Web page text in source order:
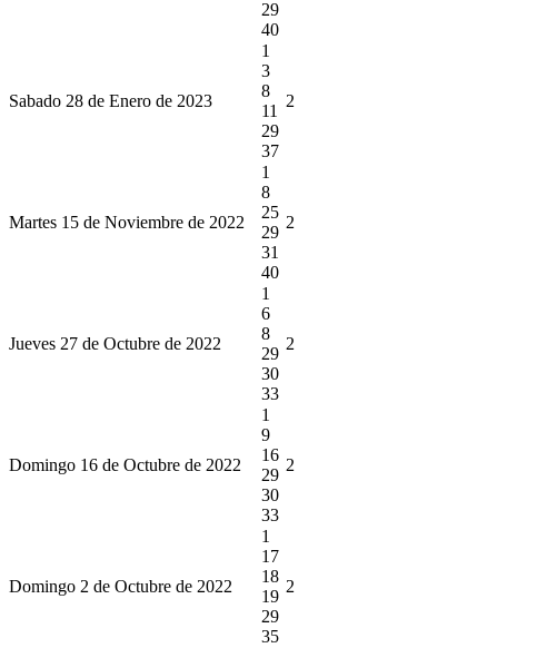
29
40
Sabado 28 de Enero de 2023
1
3
8
11
29
37
2
Martes 15 de Noviembre de 2022
1
8
25
29
31
40
2
Jueves 27 de Octubre de 2022
1
6
8
29
30
33
2
Domingo 16 de Octubre de 2022
1
9
16
29
30
33
2
Domingo 2 de Octubre de 2022
1
17
18
19
29
35
2